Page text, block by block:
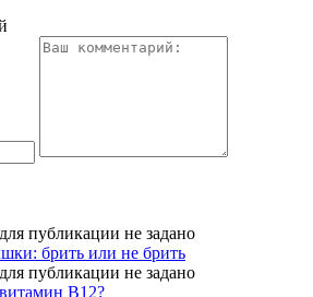
брить или не брить
В12?